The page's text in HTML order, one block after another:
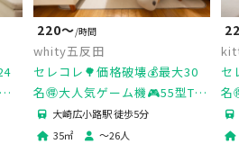
220〜/時間
whity五反田
セレコレ🌳価格破壊💰最大30
名🉐大人気ゲーム機🎮55型TV
📺女子会💗推し活🌟タコパ🥳撮
影📷パーティ🥂whity五反田
大崎広小路駅 徒歩5分
35㎡ 〜26人
セ
名